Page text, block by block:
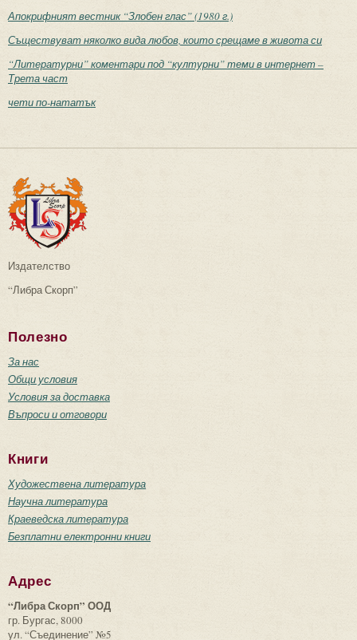
Апокрифният вестник “Злобен глас” (1980 г.)
Съществуват няколко вида любов, които срещаме в живота си
“Литературни” коментари под “културни” теми в интернет –
Трета част
чети по-нататък
Издателство
“Либра Скорп”
Полезно
За нас
Общи условия
Условия за доставка
Въпроси и отговори
Книги
Художествена литература
Научна литература
Краеведска литература
Безплатни електронни книги
Адрес
“Либра Скорп” ООД
гр. Бургас, 8000
ул. “Съединение” №5